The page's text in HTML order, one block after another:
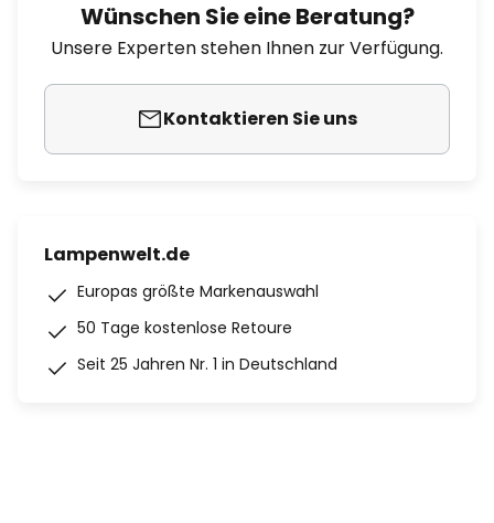
Wünschen Sie eine Beratung?
Unsere Experten stehen Ihnen zur Verfügung.
Kontaktieren Sie uns
Lampenwelt.de
Europas größte Markenauswahl
50 Tage kostenlose Retoure
Seit 25 Jahren Nr. 1 in Deutschland